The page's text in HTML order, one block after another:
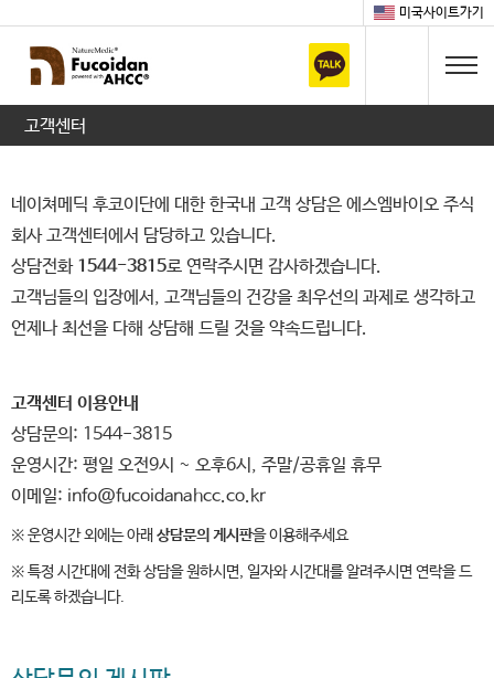
미국사이트가기
고객센터
네이쳐메딕 후코이단에 대한 한국내 고객 상담은 에스엠바이오 주식
회사 고객센터에서 담당하고 있습니다.
상담전화 1544-3815로 연락주시면 감사하겠습니다.
고객님들의 입장에서, 고객님들의 건강을 최우선의 과제로 생각하고
언제나 최선을 다해 상담해 드릴 것을 약속드립니다.
고객센터 이용안내
상담문의: 1544-3815
운영시간: 평일 오전9시 ~ 오후6시, 주말/공휴일 휴무
이메일: info@fucoidanahcc.co.kr
※ 운영시간 외에는 아래 상담문의 게시판을 이용해주세요
※ 특정 시간대에 전화 상담을 원하시면, 일자와 시간대를 알려주시면 연락을 드
리도록 하겠습니다.